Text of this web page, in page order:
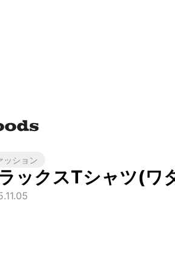
ッション
ックスTシャツ(ワ